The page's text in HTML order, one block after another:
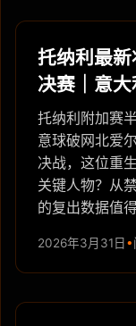
托纳利最
决赛｜意
托纳利附加赛
意球破网北爱
决战，这位重
关键人物？从
的复出数据值
2026年3月31日